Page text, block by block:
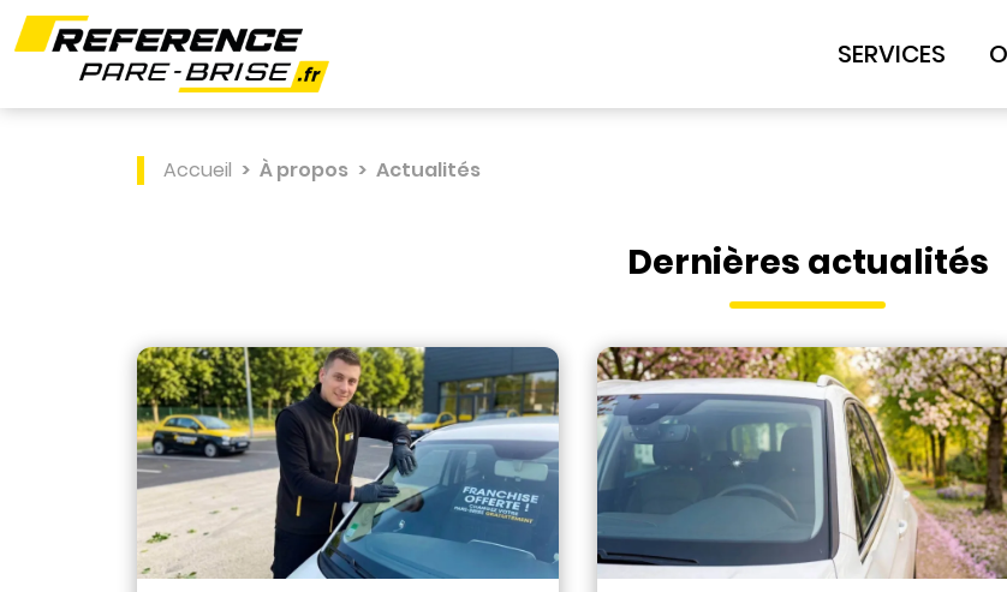
SERVICES
Accueil À propos Actualités
Dernières actualités